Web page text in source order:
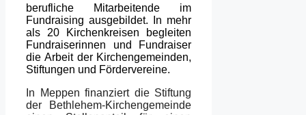
berufliche Mitarbeitende im
Fundraising ausgebildet. In mehr
als 20 Kirchenkreisen begleiten
Fundraiserinnen und Fundraiser
die Arbeit der Kirchengemeinden,
Stiftungen und Fördervereine.
In Meppen finanziert die Stiftung
der Bethlehem-Kirchengemeinde